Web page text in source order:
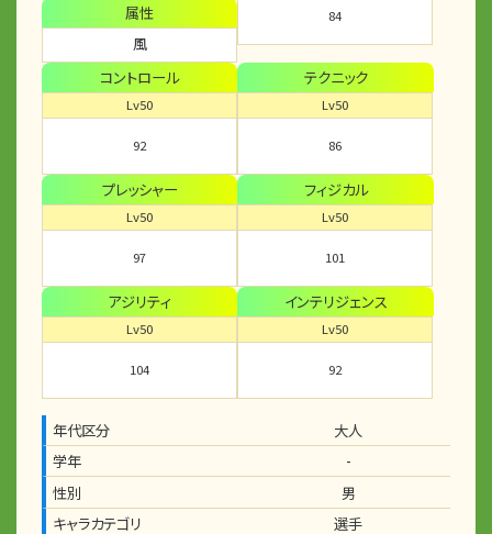
属性
風
84
コントロール
Lv50
92
テクニック
Lv50
86
プレッシャー
Lv50
97
フィジカル
Lv50
101
アジリティ
Lv50
104
インテリジェンス
Lv50
92
年代区分
大人
学年
-
性別
男
キャラカテゴリ
選手